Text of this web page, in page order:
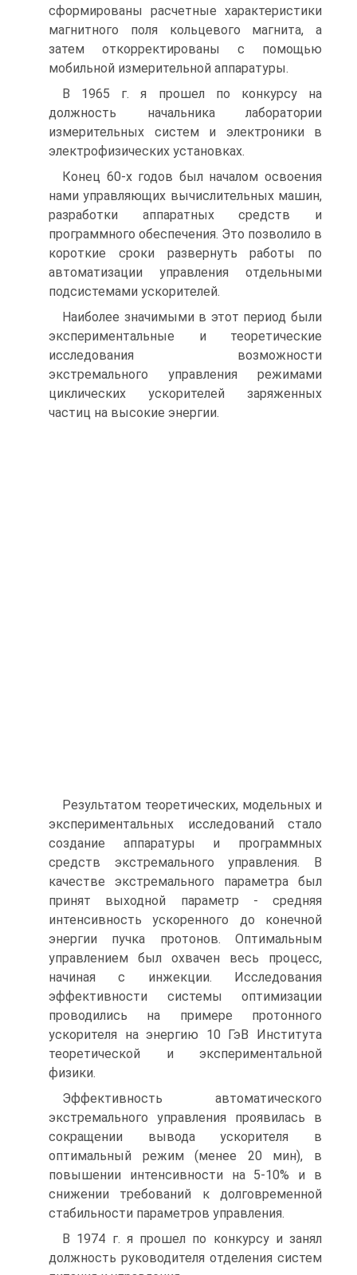
сформированы расчетные характеристики
магнитного поля кольцевого магнита, а
затем откорректированы с помощью
мобильной измерительной аппаратуры.
В 1965 г. я прошел по конкурсу на
должность начальника лаборатории
измерительных систем и электроники в
электрофизических установках.
Конец 60-х годов был началом освоения
нами управляющих вычислительных машин,
разработки аппаратных средств и
программного обеспечения. Это позволило в
короткие сроки развернуть работы по
автоматизации управления отдельными
подсистемами ускорителей.
Наиболее значимыми в этот период были
экспериментальные и теоретические
исследования возможности
экстремального управления режимами
циклических ускорителей заряженных
частиц на высокие энергии.
Результатом теоретических, модельных и
экспериментальных исследований стало
создание аппаратуры и программных
средств экстремального управления. В
качестве экстремального параметра был
принят выходной параметр - средняя
интенсивность ускоренного до конечной
энергии пучка протонов. Оптимальным
управлением был охвачен весь процесс,
начиная с инжекции. Исследования
эффективности системы оптимизации
проводились на примере протонного
ускорителя на энергию 10 ГэВ Института
теоретической и экспериментальной
физики.
Эффективность автоматического
экстремального управления проявилась в
сокращении вывода ускорителя в
оптимальный режим (менее 20 мин), в
повышении интенсивности на 5-10% и в
снижении требований к долговременной
стабильности параметров управления.
В 1974 г. я прошел по конкурсу и занял
должность руководителя отделения систем